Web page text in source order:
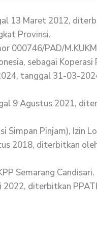
13 Maret 2012,
Provinsi.
000746/PAD/
sebagai
tanggal 31-03-
9 Agustus 2021,
Simpan Pinjam), Izin
2018, diterbitkan
Semarang Candisari.
2022, diterbitkan